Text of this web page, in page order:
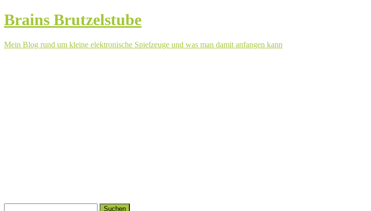
Brains Brutzelstube
Mein Blog rund um kleine elektronische Spielzeuge und was man damit anfangen kann